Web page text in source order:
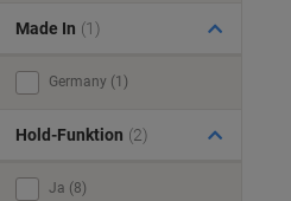
Made In (1)
Germany (1)
Hold-Funktion (2)
Ja (8)